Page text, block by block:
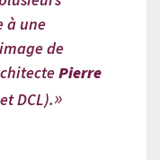
à une
de
Pierre
DCL).